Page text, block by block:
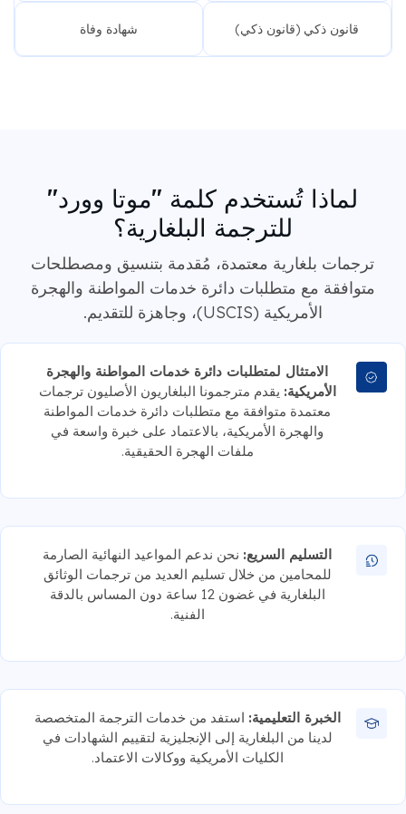
قانون ذكي (قانون ذكي) شهادة وفاة
لماذا تُستخدم كلمة "موتا وورد"
للترجمة البلغارية؟
ترجمات بلغارية معتمدة، مُقدمة بتنسيق ومصطلحات
متوافقة مع متطلبات دائرة خدمات المواطنة والهجرة
الأمريكية (USCIS)، وجاهزة للتقديم.
الامتثال لمتطلبات دائرة خدمات المواطنة والهجرة
الأمريكية: يقدم مترجمونا البلغاريون الأصليون ترجمات
معتمدة متوافقة مع متطلبات دائرة خدمات المواطنة
والهجرة الأمريكية، بالاعتماد على خبرة واسعة في
ملفات الهجرة الحقيقية.
التسليم السريع:نحن ندعم المواعيد النهائية الصارمة
للمحامين من خلال تسليم العديد من ترجمات الوثائق
البلغارية في غضون 12 ساعة دون المساس بالدقة
الفنية.
الخبرة التعليمية: استفد من خدمات الترجمة المتخصصة
لدينا من البلغارية إلى الإنجليزية لتقييم الشهادات في
الكليات الأمريكية ووكالات الاعتماد.